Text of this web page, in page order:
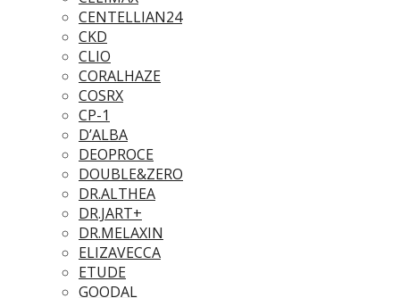
CENTELLIAN24
CKD
CLIO
CORALHAZE
COSRX
CP-1
D’ALBA
DEOPROCE
DOUBLE&ZERO
DR.ALTHEA
DR.JART+
DR.MELAXIN
ELIZAVECCA
ETUDE
GOODAL